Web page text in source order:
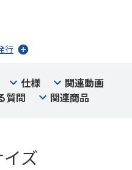
行
仕様
関連動画
質問 関連商品
ズ